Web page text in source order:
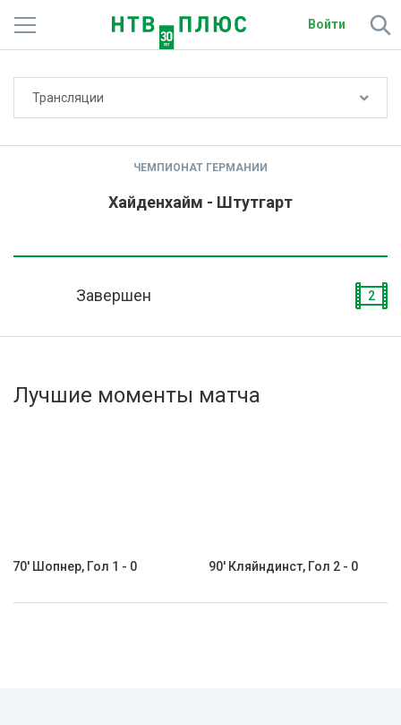
Войти
Активировать промокод
Трансляции
ЧЕМПИОНАТ ГЕРМАНИИ
Хайденхайм - Штутгарт
Завершен 2
Лучшие моменты матча
70' Шопнер, Гол 1 - 0 90' Кляйндинст, Гол 2 - 0